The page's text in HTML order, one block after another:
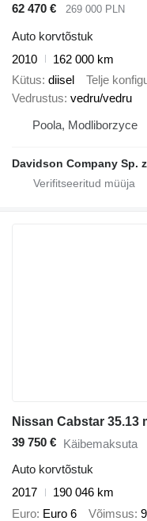
62 470 €
269 000 PLN
Auto korvtõstuk
2010
162 000 km
Kütus diisel Telje
Vedrustus vedru/vedru
Poola, Modliborzyce
Davidson Company Sp.
Nissan Cabstar 35.13
39 750 € Käibemaksuta
Auto korvtõstuk
2017
190 046 km
Euro Euro 6 Võimsus